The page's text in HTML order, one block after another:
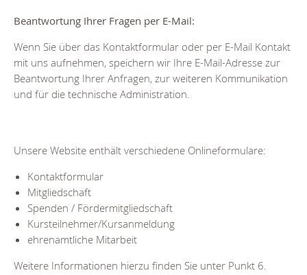
Beantwortung Ihrer Fragen per E-Mail:
Wenn Sie über das Kontaktformular oder per E-Mail Kontakt
mit uns aufnehmen, speichern wir Ihre E-Mail-Adresse zur
Beantwortung Ihrer Anfragen, zur weiteren Kommunikation
und für die technische Administration.
Unsere Website enthält verschiedene Onlineformulare:
Kontaktformular
Mitgliedschaft
Spenden / Fördermitgliedschaft
Kursteilnehmer/Kursanmeldung
ehrenamtliche Mitarbeit
Weitere Informationen hierzu finden Sie unter Punkt 6.